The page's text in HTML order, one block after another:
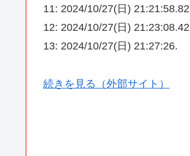
11: 2024/10/27(日)
12: 2024/10/27(日)
13: 2024/10/27(日) 21:27:26.
続きを見る（外部サイト）